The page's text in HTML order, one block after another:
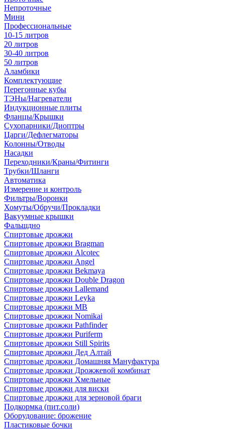
Непроточные
Мини
Профессиональные
10-15 литров
20 литров
30-40 литров
50 литров
Аламбики
Комплектующие
Перегонные кубы
ТЭНы/Нагреватели
Индукционные плиты
Фланцы/Крышки
Сухопарники/Диоптры
Царги/Дефлегматоры
Колонны/Отводы
Насадки
Переходники/Краны/Фитинги
Трубки/Шланги
Автоматика
Измерение и контроль
Фильтры/Воронки
Хомуты/Обручи/Прокладки
Вакуумные крышки
Фальшдно
Спиртовые дрожжи
Спиртовые дрожжи Bragman
Спиртовые дрожжи Alcotec
Спиртовые дрожжи Angel
Спиртовые дрожжи Bekmaya
Спиртовые дрожжи Double Dragon
Спиртовые дрожжи Lallemand
Спиртовые дрожжи Leyka
Спиртовые дрожжи MB
Спиртовые дрожжи Nomikai
Спиртовые дрожжи Pathfinder
Спиртовые дрожжи Puriferm
Спиртовые дрожжи Still Spirits
Спиртовые дрожжи Дед Алтай
Спиртовые дрожжи Домашняя Мануфактура
Спиртовые дрожжи Дрожжевой комбинат
Спиртовые дрожжи Хмельные
Спиртовые дрожжи для виски
Спиртовые дрожжи для зерновой браги
Подкормка (пит.соли)
Оборудование: брожение
Пластиковые бочки